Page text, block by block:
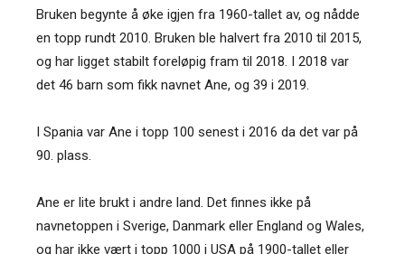
Bruken begynte å øke igjen fra 1960-tallet av, og nådde
en topp rundt 2010. Bruken ble halvert fra 2010 til 2015,
og har ligget stabilt foreløpig fram til 2018. I 2018 var
det 46 barn som fikk navnet Ane, og 39 i 2019.
I Spania var Ane i topp 100 senest i 2016 da det var på
90. plass.
Ane er lite brukt i andre land. Det finnes ikke på
navnetoppen i Sverige, Danmark eller England og Wales,
og har ikke vært i topp 1000 i USA på 1900-tallet eller